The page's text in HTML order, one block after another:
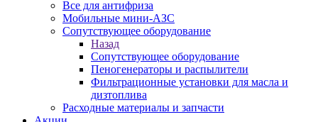
Все для антифриза
Мобильные мини-АЗС
Сопутствующее оборудование
Назад
Сопутствующее оборудование
Пеногенераторы и распылители
Фильтрационные установки для масла и
дизтоплива
Расходные материалы и запчасти